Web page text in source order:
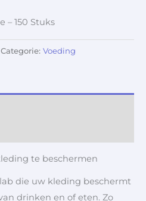
– 150 Stuks
Categorie: Voeding
te beschermen
die uw kleding beschermt
drinken en of eten. Zo